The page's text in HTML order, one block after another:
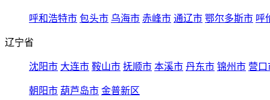
呼和浩特市 包头市 乌海市 赤峰市 通辽市 鄂尔多斯市 呼
辽宁省
沈阳市 大连市 鞍山市 抚顺市 本溪市 丹东市 锦州市 营口
朝阳市 葫芦岛市 金普新区